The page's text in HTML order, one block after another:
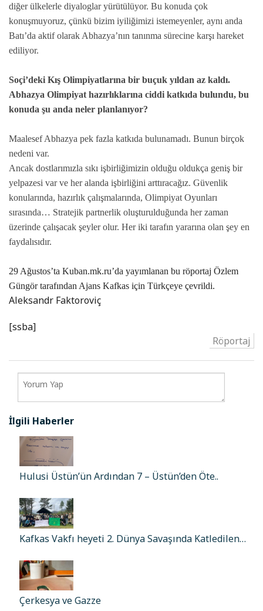
diğer ülkelerle diyaloglar yürütülüyor. Bu konuda çok
konuşmuyoruz, çünkü bizim iyiliğimizi istemeyenler, aynı anda
Batı’da aktif olarak Abhazya’nın tanınma sürecine karşı hareket
ediliyor.
Soçi’deki Kış Olimpiyatlarına bir buçuk yıldan az kaldı.
Abhazya Olimpiyat hazırlıklarına ciddi katkıda bulundu, bu
konuda şu anda neler planlanıyor?
Maalesef Abhazya pek fazla katkıda bulunamadı. Bunun birçok
nedeni var.
Ancak dostlarımızla sıkı işbirliğimizin olduğu oldukça geniş bir
yelpazesi var ve her alanda işbirliğini arttıracağız. Güvenlik
konularında, hazırlık çalışmalarında, Olimpiyat Oyunları
sırasında… Stratejik partnerlik oluşturulduğunda her zaman
üzerinde çalışacak şeyler olur. Her iki tarafın yararına olan şey en
faydalısıdır.
29 Ağustos’ta Kuban.mk.ru’da yayımlanan bu röportaj Özlem
Güngör tarafından Ajans Kafkas için Türkçeye çevrildi.
Aleksandr Faktoroviç
[ssba]
Röportaj
İlgili Haberler
Hulusi Üstün’ün Ardından 7 – Üstün’den Öte..
Kafkas Vakfı heyeti 2. Dünya Savaşında Katledilen…
Çerkesya ve Gazze